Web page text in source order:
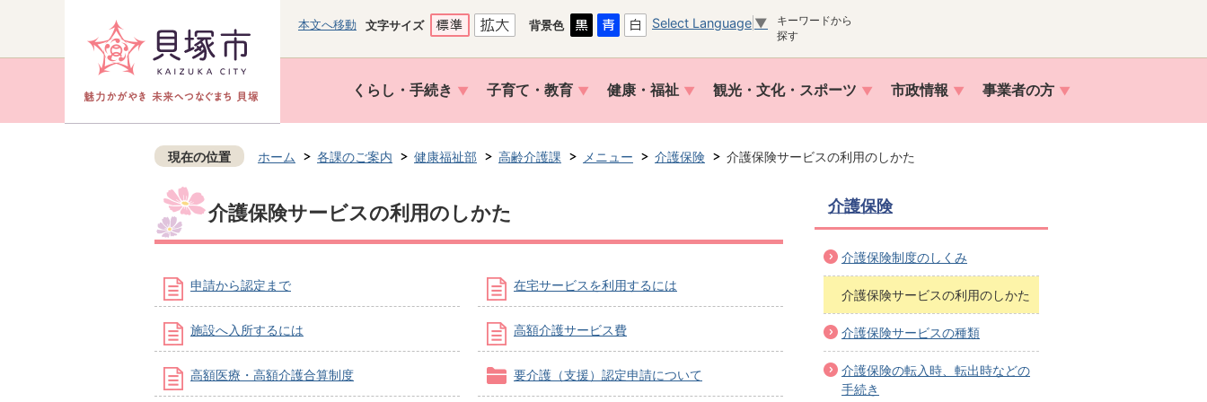
本文へ移動 文字サイズ 背景色 Select Language ▼
キーワードから
探す
くらし・手続き 子育て・教育 健康・福祉 観光・文化・スポーツ 市政情報 事業者の方
現在の位置 ホーム 各課のご案内 健康福祉部 高齢介護課 メニュー 介護保険 介護保険サービスの利用のしかた
介護保険サービスの利用のしかた
申請から認定まで 在宅サービスを利用するには
施設へ入所するには 高額介護サービス費
高額医療・高額介護合算制度 要介護（支援）認定申請について
介護保険
介護保険制度のしくみ
介護保険サービスの利用のしかた
介護保険サービスの種類
介護保険の転入時、転出時などの
手続き